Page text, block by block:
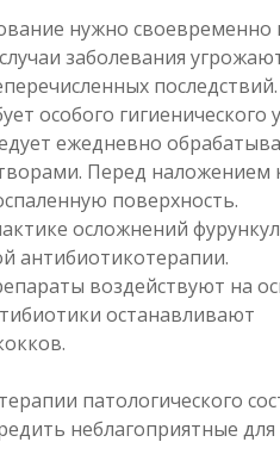
нужно своевременно
заболевания
последствий.
особого гигиенического
ежедневно
Перед наложением
поверхность.
осложнений
антибиотикотерапии.
воздействуют на
останавливают
патологического
неблагоприятные